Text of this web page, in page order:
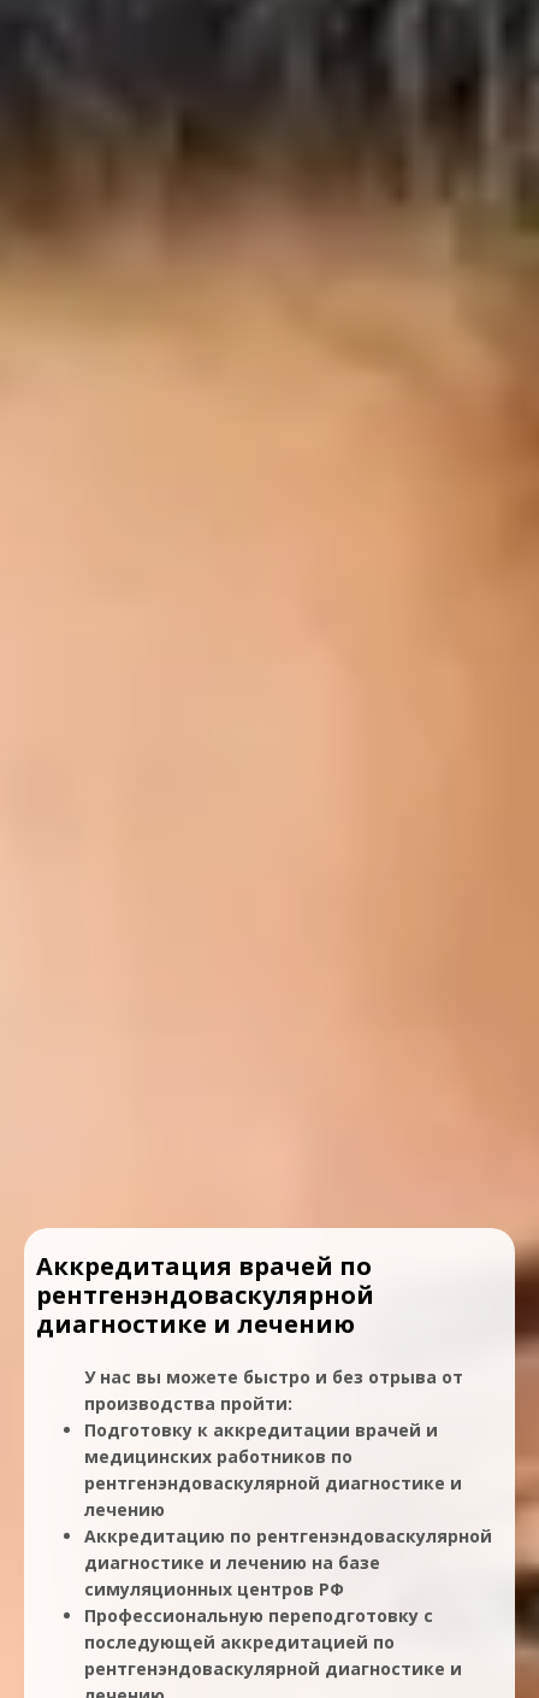
Аккредитация врачей по
рентгенэндоваскулярной
диагностике и лечению
У нас вы можете быстро и без отрыва от
производства пройти:
Подготовку к аккредитации врачей и
медицинских работников по
рентгенэндоваскулярной диагностике и
лечению
Аккредитацию по рентгенэндоваскулярной
диагностике и лечению на базе
симуляционных центров РФ
Профессиональную переподготовку с
последующей аккредитацией по
рентгенэндоваскулярной диагностике и